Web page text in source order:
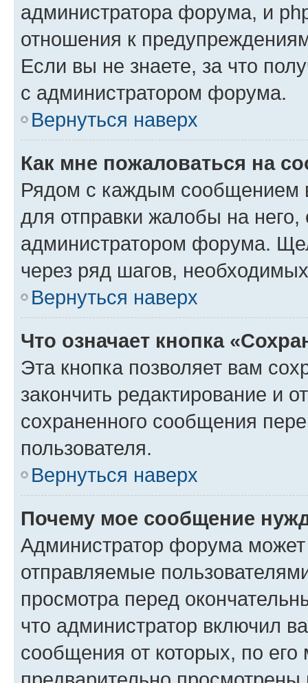
администратора форума, и
отношения к
Если вы не знаете, за что
с администратором форума.
Вернуться наверх
Как мне пожаловаться на
Рядом с каждым сообщением
для отправки жалобы на
администратором форума.
через ряд шагов,
Вернуться наверх
Что означает кнопка
Эта кнопка позволяет вам
закончить редактирование и
сохраненного сообщения
пользователя.
Вернуться наверх
Почему мое сообщение
Администратор форума
отправляемые
просмотра перед
что администратор включил
сообщения от которых, по